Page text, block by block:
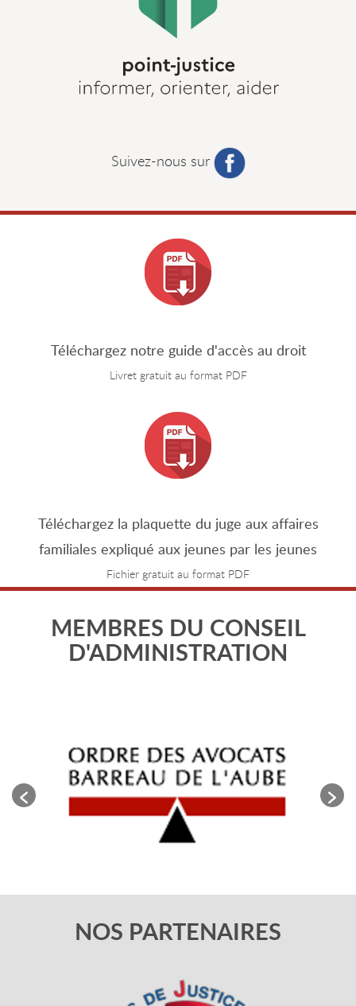
Suivez-nous sur
Téléchargez notre guide d'accès au droit
Livret gratuit au format PDF
Téléchargez la plaquette du juge aux affaires
familiales expliqué aux jeunes par les jeunes
Fichier gratuit au format PDF
MEMBRES DU CONSEIL
D'ADMINISTRATION
NOS PARTENAIRES